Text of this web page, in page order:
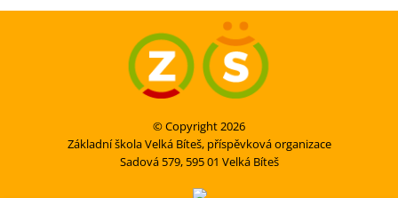
© Copyright 2026
Základní škola Velká Bíteš, příspěvková organizace
Sadová 579, 595 01 Velká Bíteš